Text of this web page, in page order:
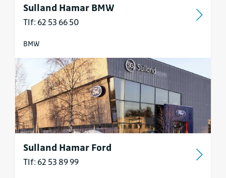
Sulland Hamar BMW
Tlf: 62 53 66 50
BMW
Sulland Hamar Ford
Tlf: 62 53 89 99